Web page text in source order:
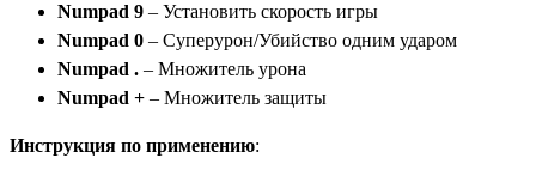
Numpad 9 – Установить скорость игры
Numpad 0 – Суперурон/Убийство одним ударом
Numpad . – Множитель урона
Numpad + – Множитель защиты
Инструкция по применению: